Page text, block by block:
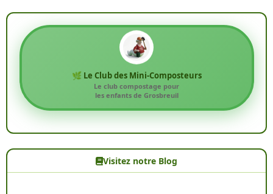
🌿 Le Club des Mini-Composteurs
Le club compostage pour
les enfants de Grosbreuil
Visitez notre Blog